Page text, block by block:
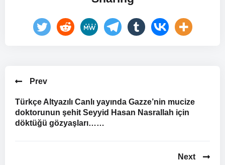
Prev
Türkçe Altyazılı Canlı yayında Gazze’nin mucize
doktorunun şehit Seyyid Hasan Nasrallah için
döktüğü gözyaşları……
Next